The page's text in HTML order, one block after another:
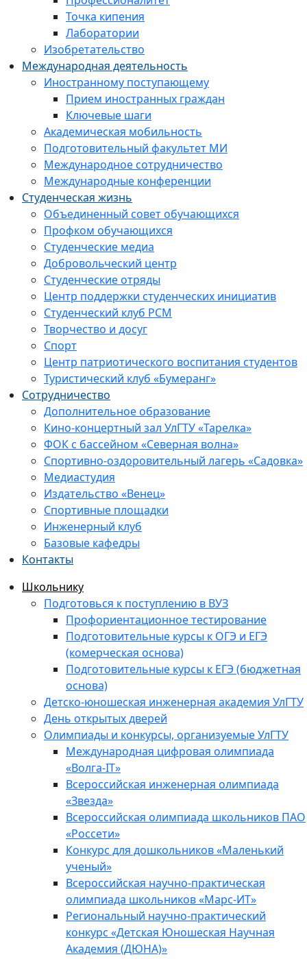
Точка кипения
Лаборатории
Изобретательство
Международная деятельность
Иностранному поступающему
Прием иностранных граждан
Ключевые шаги
Академическая мобильность
Подготовительный факультет МИ
Международное сотрудничество
Международные конференции
Студенческая жизнь
Объединенный совет обучающихся
Профком обучающихся
Студенческие медиа
Добровольческий центр
Студенческие отряды
Центр поддержки студенческих инициатив
Студенческий клуб РСМ
Творчество и досуг
Спорт
Центр патриотического воспитания студентов
Туристический клуб «Бумеранг»
Сотрудничество
Дополнительное образование
Кино-концертный зал УлГТУ «Тарелка»
ФОК с бассейном «Северная волна»
Спортивно-оздоровительный лагерь «Садовка»
Медиастудия
Издательство «Венец»
Спортивные площадки
Инженерный клуб
Базовые кафедры
Контакты
Школьнику
Подготовься к поступлению в ВУЗ
Профориентационное тестирование
Подготовительные курсы к ОГЭ и ЕГЭ
(комерческая основа)
Подготовительные курсы к ЕГЭ (бюджетная
основа)
Детско-юношеская инженерная академия УлГТУ
День открытых дверей
Олимпиады и конкурсы, организуемые УлГТУ
Международная цифровая олимпиада
«Волга-IT»
Всероссийская инженерная олимпиада
«Звезда»
Всероссийская олимпиада школьников ПАО
«Россети»
Конкурс для дошкольников «Маленький
ученый»
Всероссийская научно-практическая
олимпиада школьников «Марс-ИТ»
Региональный научно-практический
конкурс «Детская Юношеская Научная
Академия (ДЮНА)»